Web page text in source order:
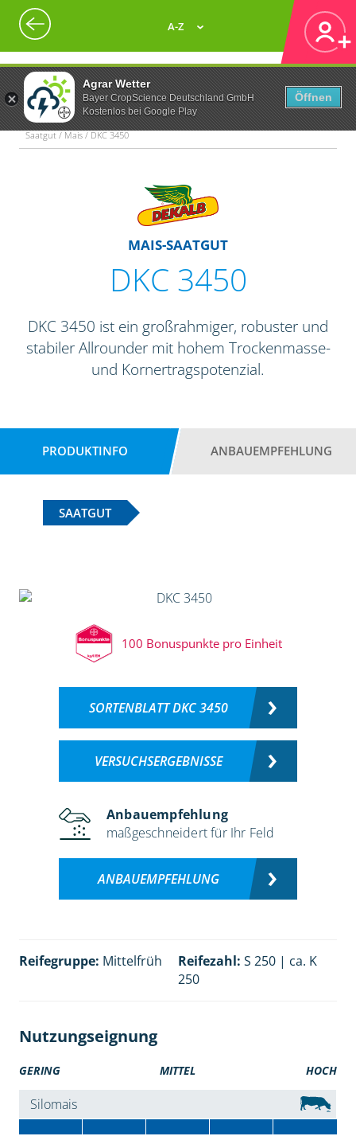
Agrar Wetter
Bayer CropScience Deutschland GmbH
Kostenlos bei Google Play
Öffnen
A-Z
Saatgut / Mais / DKC 3450
MAIS-SAATGUT
DKC 3450
DKC 3450 ist ein großrahmiger, robuster und
stabiler Allrounder mit hohem Trockenmasse-
und Kornertragspotenzial.
PRODUKTINFO ANBAUEMPFEHLUNG
SAATGUT
100 Bonuspunkte pro Einheit
SORTENBLATT DKC 3450
VERSUCHSERGEBNISSE
Anbauempfehlung
maßgeschneidert für Ihr Feld
ANBAUEMPFEHLUNG
Reifegruppe: Mittelfrüh Reifezahl: S 250 | ca. K
250
Nutzungseignung
GERING MITTEL HOCH
Silomais